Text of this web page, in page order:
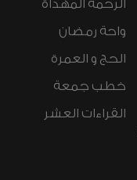
الرحمة المهداة
واحة رمضان
الحج و العمرة
خطب جمعة
القراءات العشر